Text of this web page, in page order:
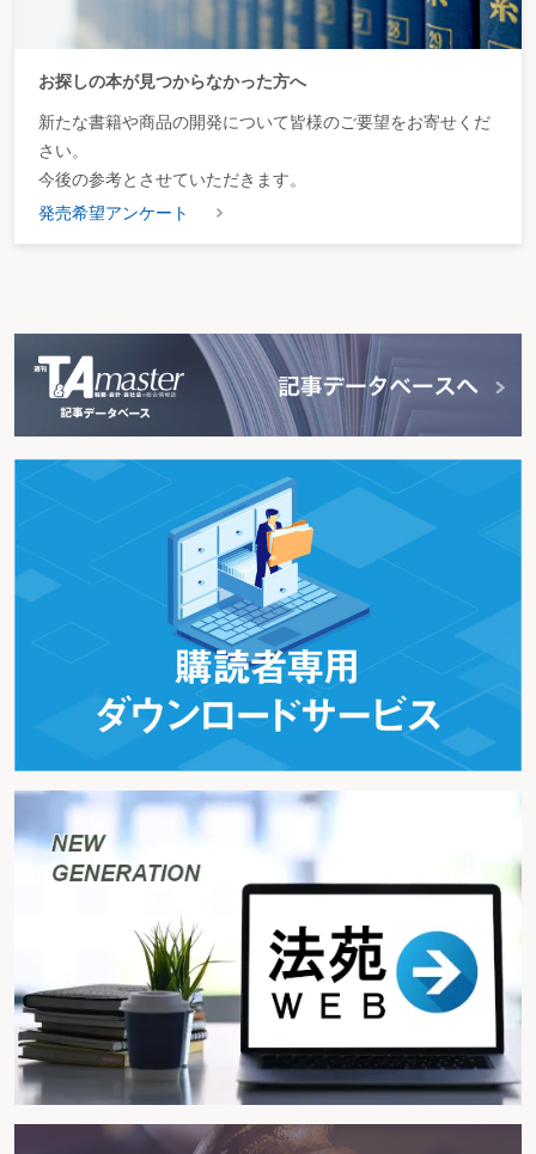
お探しの本が見つからなかった方へ
新たな書籍や商品の開発について皆様のご要望をお寄せくだ
さい。
今後の参考とさせていただきます。
発売希望アンケート